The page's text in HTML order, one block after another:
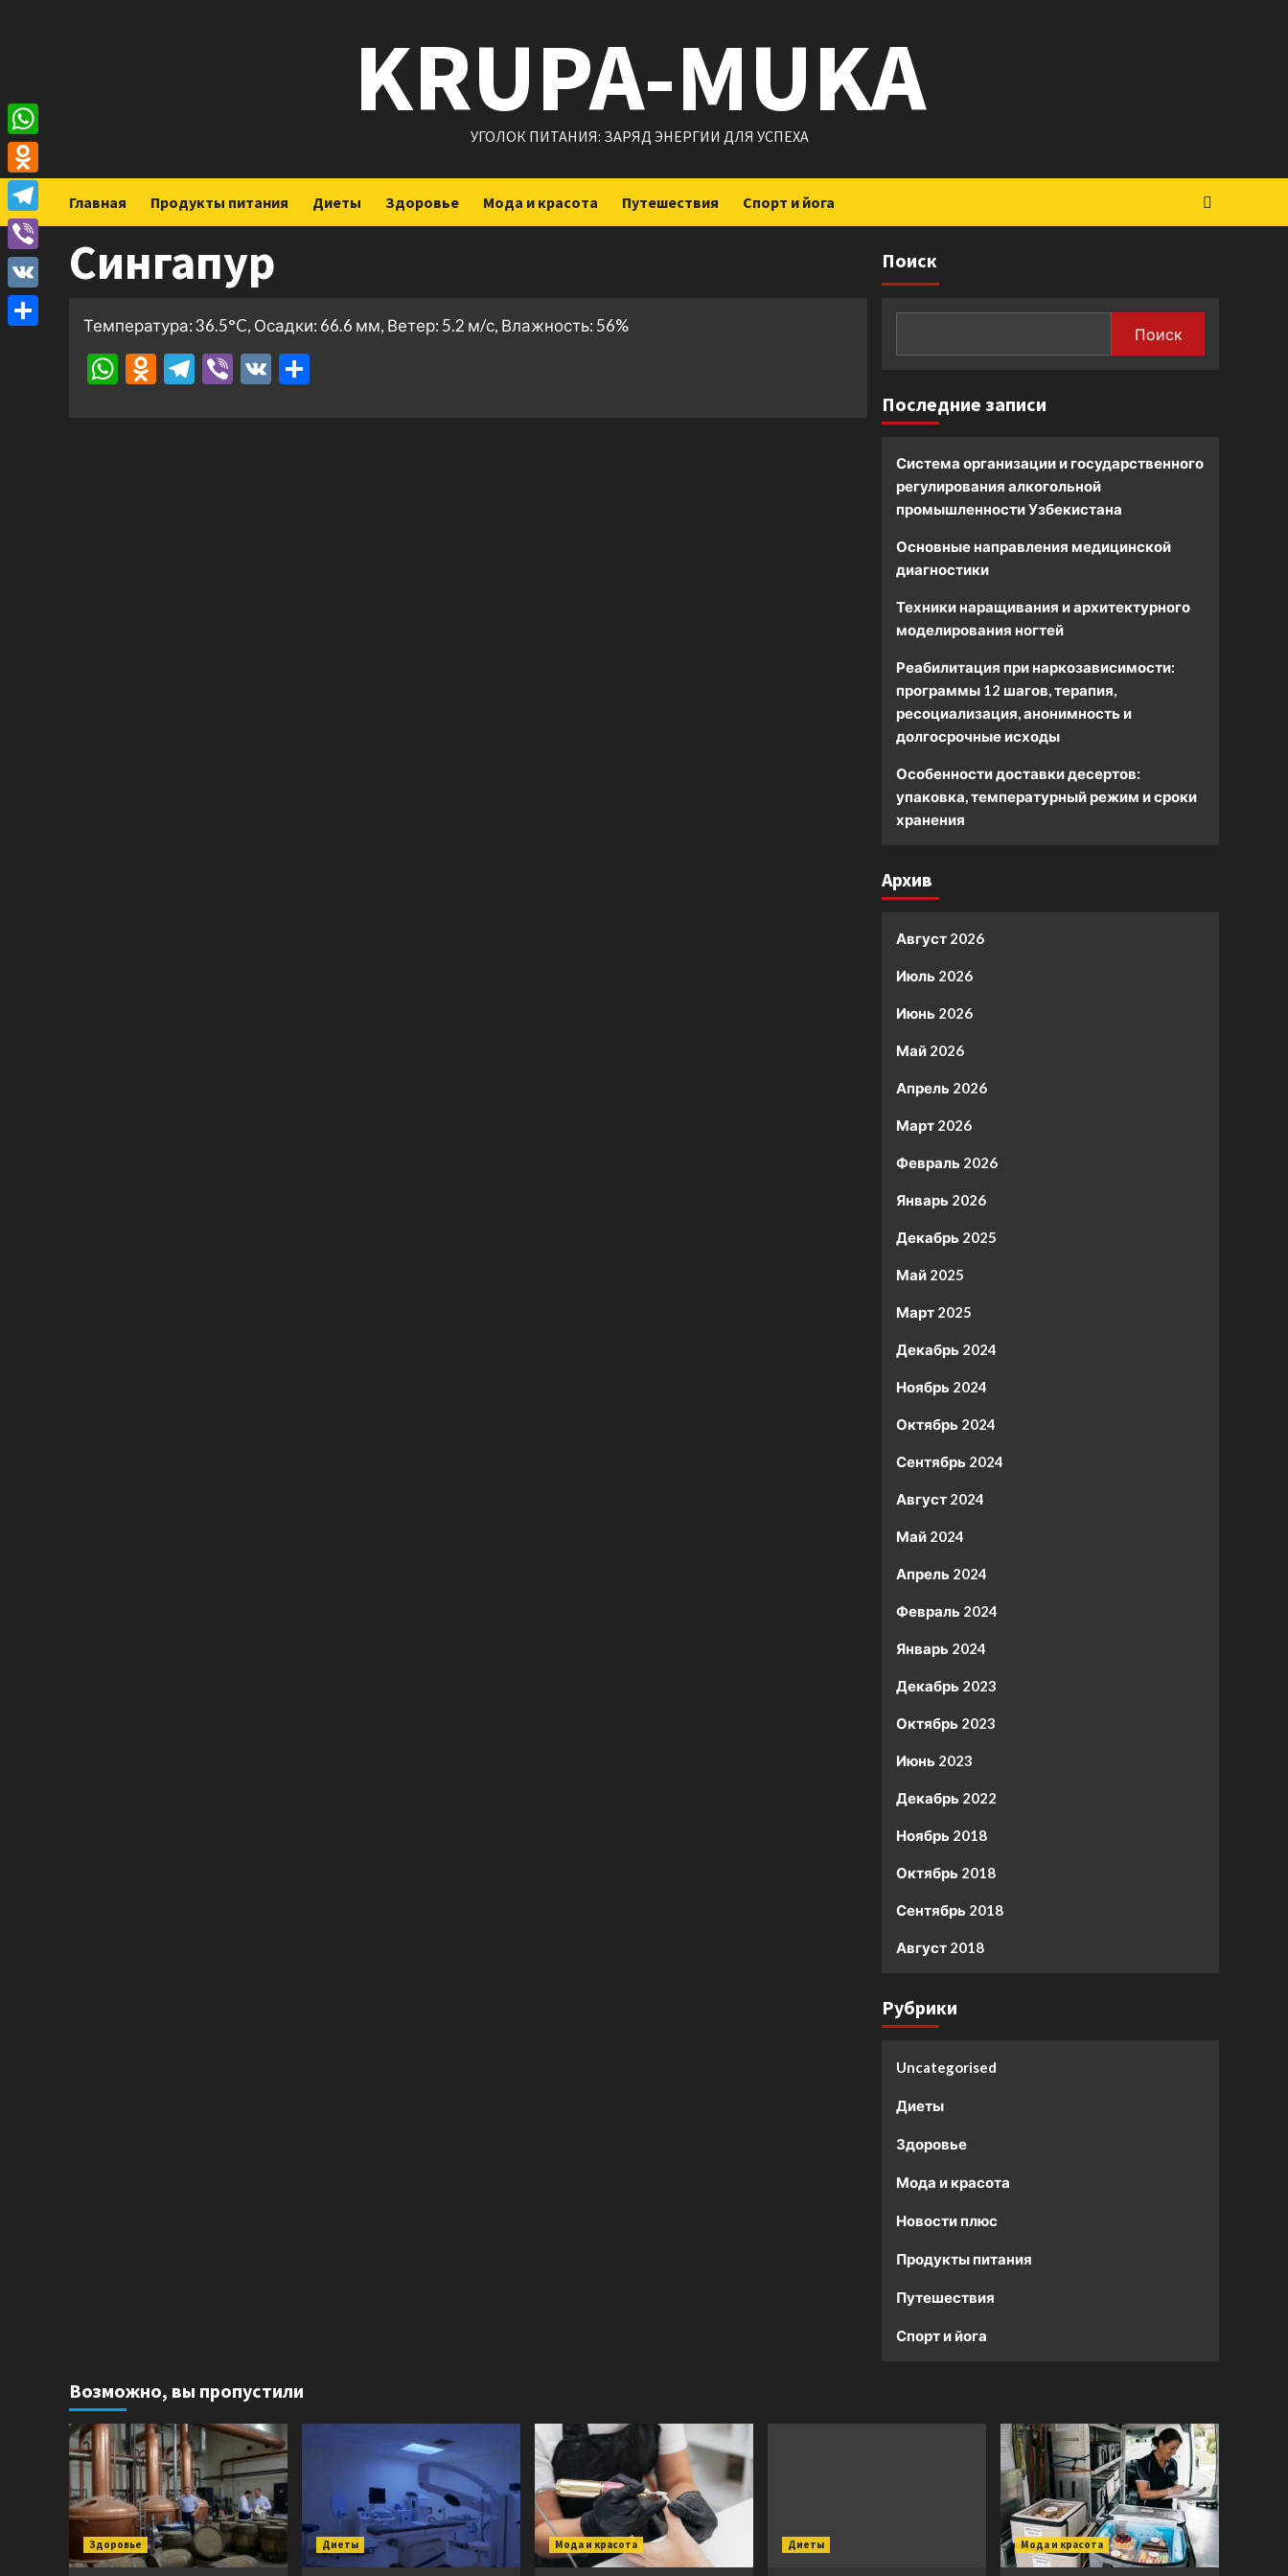
KRUPA-MUKA
УГОЛОК ПИТАНИЯ: ЗАРЯД ЭНЕРГИИ ДЛЯ УСПЕХА
Главная Продукты питания Диеты Здоровье Мода и красота Путешествия Спорт и йога
Сингапур
Температура: 36.5°C, Осадки: 66.6 мм, Ветер: 5.2 м/с, Влажность: 56%
WhatsApp
Odnoklassniki
Telegram
Viber
VK
Поиск
Поиск
Последние записи
Система организации и государственного
регулирования алкогольной
промышленности Узбекистана
Основные направления медицинской
диагностики
Техники наращивания и архитектурного
моделирования ногтей
Реабилитация при наркозависимости:
программы 12 шагов, терапия,
ресоциализация, анонимность и
долгосрочные исходы
Особенности доставки десертов:
упаковка, температурный режим и сроки
хранения
Архив
Август 2026
Июль 2026
Июнь 2026
Май 2026
Апрель 2026
Март 2026
Февраль 2026
Январь 2026
Декабрь 2025
Май 2025
Март 2025
Декабрь 2024
Ноябрь 2024
Октябрь 2024
Сентябрь 2024
Август 2024
Май 2024
Апрель 2024
Февраль 2024
Январь 2024
Декабрь 2023
Октябрь 2023
Июнь 2023
Декабрь 2022
Ноябрь 2018
Октябрь 2018
Сентябрь 2018
Август 2018
Рубрики
Uncategorised
Диеты
Здоровье
Мода и красота
Новости плюс
Продукты питания
Путешествия
Спорт и йога
Возможно, вы пропустили
Здоровье Диеты Мода и красота Диеты Мода и красота
WhatsApp
Odnoklassniki
Telegram
Viber
VK